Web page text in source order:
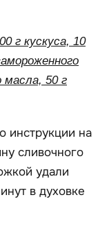
г кускуса, 10
масла, 50 г
инструкции на
сливочного
удали
в духовке